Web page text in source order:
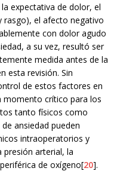
expectativa de dolor, el
rasgo), el afecto negativo
con dolor agudo
a su vez, resultó ser
medida antes de la
esta revisión. Sin
de estos factores en
crítico para los
tanto físicos como
ansiedad pueden
intraoperatorios y
arterial, la
de oxígeno[20].